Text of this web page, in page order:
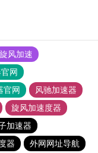
旋风加速
网
官网
风驰加速器
旋风加速度器
加速器
器
外网网址导航